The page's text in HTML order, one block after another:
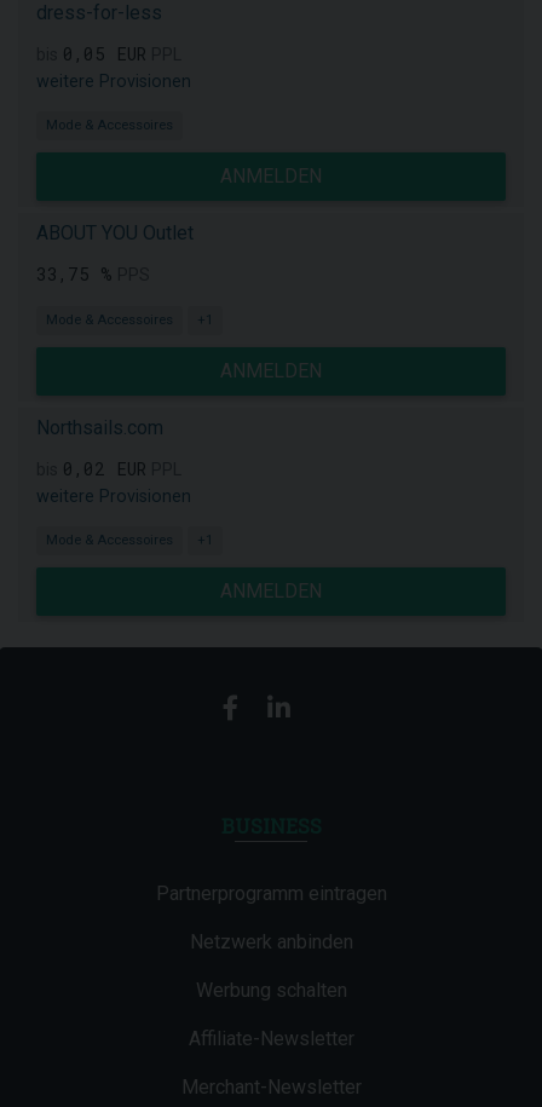
dress-for-less
0,05 EUR
weitere Provisionen
Mode & Accessoires
ANMELDEN
ABOUT YOU Outlet
33,75 %
Mode & Accessoires +1
ANMELDEN
Northsails.com
0,02 EUR
weitere Provisionen
Mode & Accessoires +1
ANMELDEN
Partnerprogramm eintragen
Netzwerk anbinden
Werbung schalten
Affiliate-Newsletter
Merchant-Newsletter